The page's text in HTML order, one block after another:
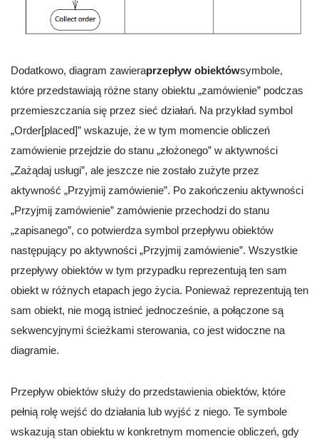
Dodatkowo, diagram zawieraprzepływ obiektówsymbole,
które przedstawiają różne stany obiektu „zamówienie” podczas
przemieszczania się przez sieć działań. Na przykład symbol
„Order[placed]” wskazuje, że w tym momencie obliczeń
zamówienie przejdzie do stanu „złożonego” w aktywności
„Zażądaj usługi”, ale jeszcze nie zostało zużyte przez
aktywność „Przyjmij zamówienie”. Po zakończeniu aktywności
„Przyjmij zamówienie” zamówienie przechodzi do stanu
„zapisanego”, co potwierdza symbol przepływu obiektów
następujący po aktywności „Przyjmij zamówienie”. Wszystkie
przepływy obiektów w tym przypadku reprezentują ten sam
obiekt w różnych etapach jego życia. Ponieważ reprezentują ten
sam obiekt, nie mogą istnieć jednocześnie, a połączone są
sekwencyjnymi ścieżkami sterowania, co jest widoczne na
diagramie.
Przepływ obiektów służy do przedstawienia obiektów, które
pełnią rolę wejść do działania lub wyjść z niego. Te symbole
wskazują stan obiektu w konkretnym momencie obliczeń, gdy